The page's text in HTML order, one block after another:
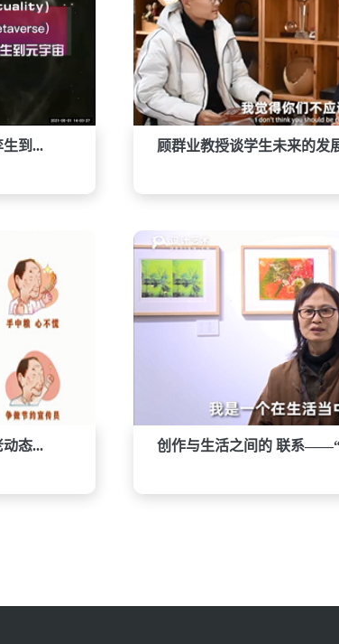
到... 顾群业教授谈学生未来的发
态... 创作与生活之间的 联系